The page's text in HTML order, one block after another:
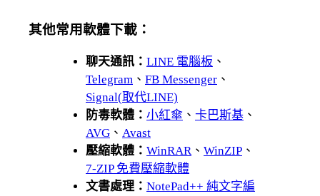
其他常用軟體下載：
聊天通訊： LINE 電腦板 、
Telegram 、 FB Messenger 、
Signal(取代LINE)
防毒軟體： 小紅傘 、 卡巴斯基 、
AVG 、 Avast
壓縮軟體： WinRAR、 WinZIP 、
7-ZIP 免費壓縮軟體
文書處理： NotePad++ 純文字編